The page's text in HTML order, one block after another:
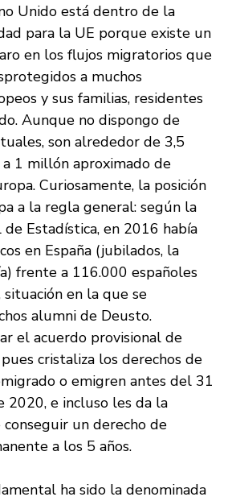
Unido está dentro de la
para la UE porque existe un
en los flujos migratorios que
a muchos
y sus familias, residentes
Aunque no dispongo de
son alrededor de 3,5
1 millón aproximado de
Curiosamente, la posición
a la regla general: según la
de Estadística, en 2016 había
en España (jubilados, la
frente a 116.000 españoles
situación en la que se
alumni de Deusto.
el acuerdo provisional de
cristaliza los derechos de
o emigren antes del 31
2020, e incluso les da la
un derecho de
a los 5 años.
ha sido la denominada